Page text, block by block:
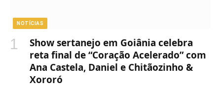
NOTÍCIAS
Show sertanejo em Goiânia celebra
reta final de “Coração Acelerado” com
Ana Castela, Daniel e Chitãozinho &
Xororó